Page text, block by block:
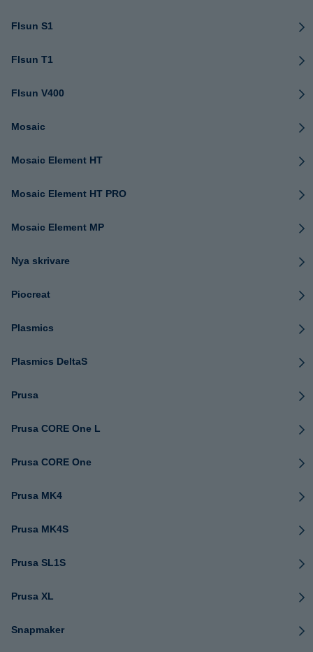
Flsun S1
Flsun T1
Flsun V400
Mosaic
Mosaic Element HT
Mosaic Element HT PRO
Mosaic Element MP
Nya skrivare
Piocreat
Plasmics
Plasmics DeltaS
Prusa
Prusa CORE One L
Prusa CORE One
Prusa MK4
Prusa MK4S
Prusa SL1S
Prusa XL
Snapmaker